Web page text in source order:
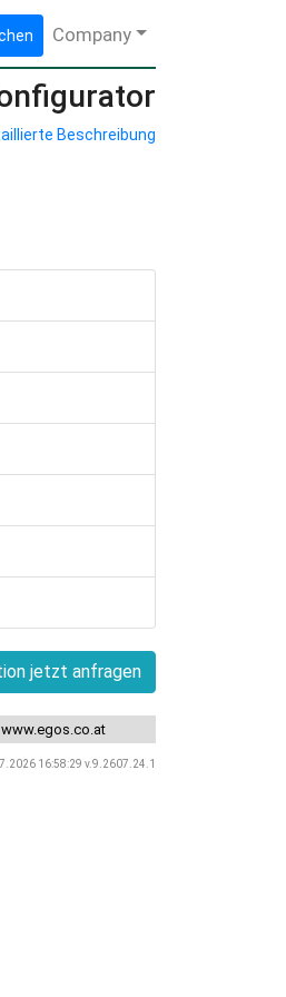
Company
Beschreibung
jetzt anfragen
www.egos.co.at
16:58:29 v.9.2607.24.1